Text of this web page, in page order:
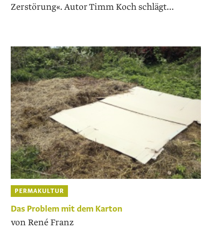
Zerstörung«. Autor Timm Koch schlägt...
PERMAKULTUR
Das Problem mit dem Karton
von René Franz